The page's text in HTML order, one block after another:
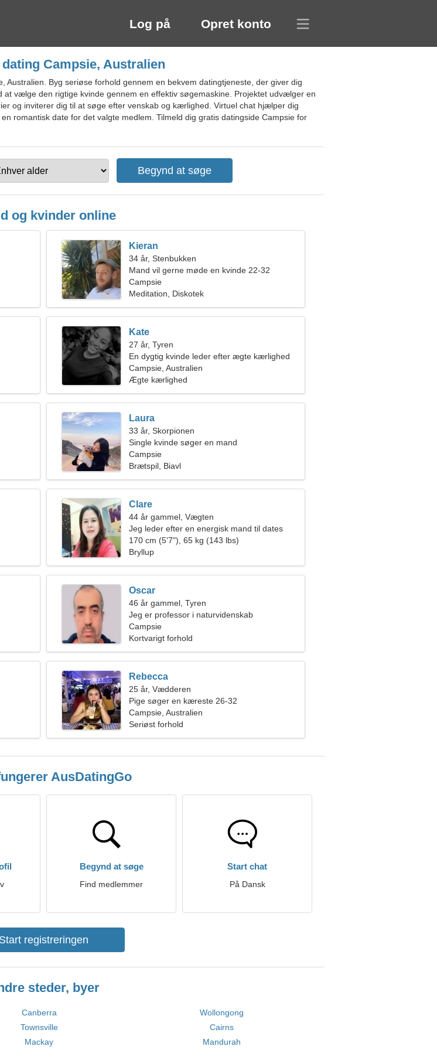
Log på Opret konto
Campsie, Australien
Byg seriøse forhold gennem en bekvem datingtjeneste, der giver dig
vælge den rigtige kvinde gennem en effektiv søgemaskine. Projektet udvælger en
og inviterer dig til at søge efter venskab og kærlighed. Virtuel chat hjælper dig
romantisk date for det valgte medlem. Tilmeld dig gratis datingside Campsie for
og kvinder online
Kieran
34 år, Stenbukken
Mand vil gerne møde en kvinde 22-32
Campsie
Meditation, Diskotek
Kate
27 år, Tyren
En dygtig kvinde leder efter ægte kærlighed
Campsie, Australien
Ægte kærlighed
Laura
33 år, Skorpionen
Single kvinde søger en mand
Campsie
Brætspil, Biavl
Clare
44 år gammel, Vægten
Jeg leder efter en energisk mand til dates
170 cm (5'7"), 65 kg (143 lbs)
Bryllup
Oscar
46 år gammel, Tyren
Jeg er professor i naturvidenskab
Campsie
Kortvarigt forhold
Rebecca
25 år, Vædderen
Pige søger en kæreste 26-32
Campsie, Australien
Seriøst forhold
AusDatingGo
Begynd at søge
Find medlemmer
Start chat
På Dansk
Start registreringen
steder, byer
Canberra
Wollongong
Townsville
Cairns
Mackay Mandurah